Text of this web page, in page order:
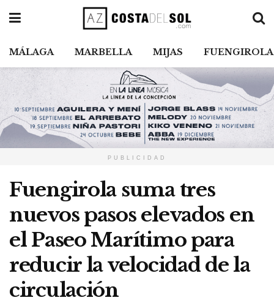
MÁLAGA MARBELLA MIJAS FUENGIROLA
PUBLICIDAD
Fuengirola suma tres
nuevos pasos elevados en
el Paseo Marítimo para
reducir la velocidad de la
circulación